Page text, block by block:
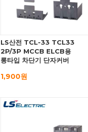
LS산전 TCL-33 TCL33
2P/3P MCCB ELCB용
롱타입 차단기 단자커버
1,900원